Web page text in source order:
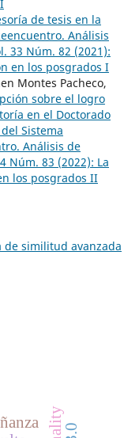
de tesis en la
Análisis
33 Núm. 82 (2021):
en los posgrados I
Montes Pacheco,
sobre el logro
en el Doctorado
Sistema
Análisis de
Núm. 83 (2022): La
los posgrados II
similitud avanzada